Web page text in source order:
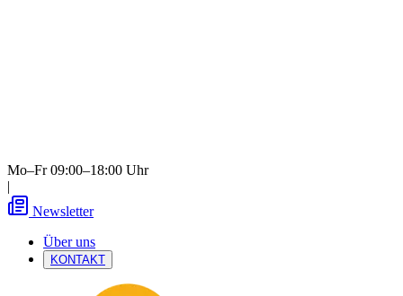
Mo–Fr 09:00–18:00 Uhr
|
Newsletter
Über uns
KONTAKT